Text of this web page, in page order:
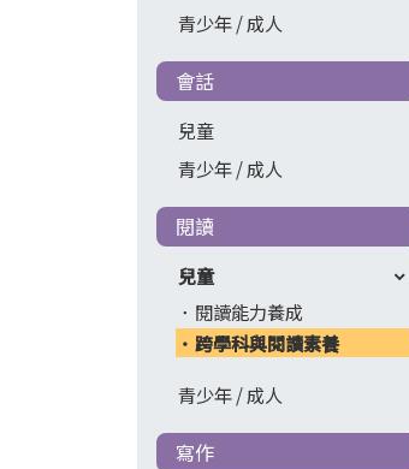
青少年 / 成人
會話
兒童
青少年 / 成人
閱讀
兒童
閱讀能力養成
跨學科與閱讀素養
青少年 / 成人
寫作